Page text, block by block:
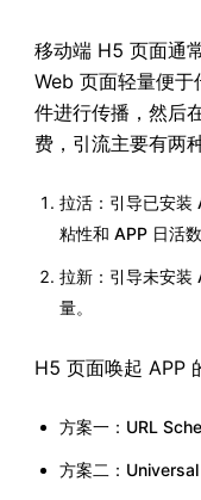
移动端 H5 页面通
Web 页面轻量便于
件进行传播，然后
费，引流主要有两
拉活：引导已安装
粘性和 APP 日活数
拉新：引导未安装
量。
H5 页面唤起 APP
方案一：URL
方案二：